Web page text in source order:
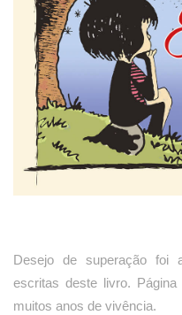
Desejo de superação foi
escritas deste livro.
muitos anos de vivência.